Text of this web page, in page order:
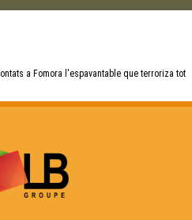
a Fomora l'espavantable que terroriza tot